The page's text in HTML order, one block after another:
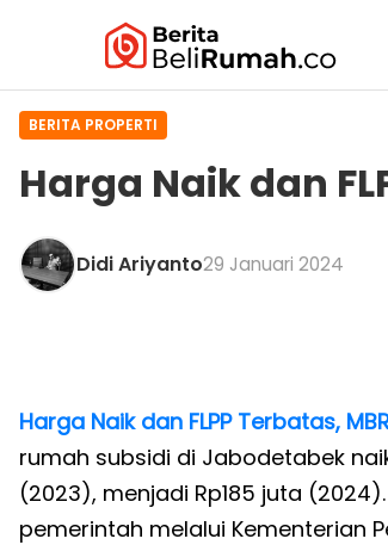
BERITA PROPERTI
Harga Naik dan
Didi Ariyanto29 Januari 2024
Harga Naik dan FLPP Terbatas,
rumah subsidi di Jabodetabek
(2023), menjadi Rp185 juta
pemerintah melalui Kementerian